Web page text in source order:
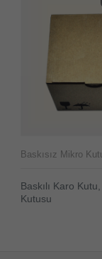
Baskısız Mikro
Baskılı Karo
Kutusu
ÜRÜNÜ İNCELE